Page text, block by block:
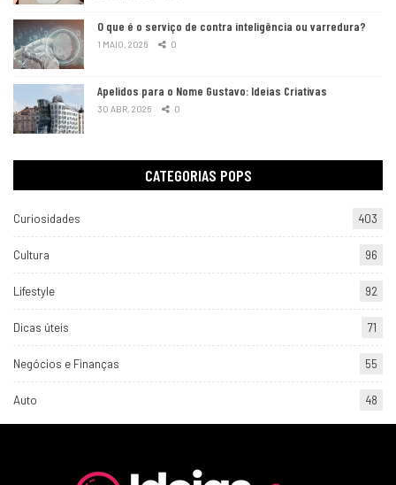
O que é o serviço de contra inteligência ou varredura?
1 MAIO, 2026 0
Apelidos para o Nome Gustavo: Ideias Criativas
30 ABR, 2026 0
CATEGORIAS POPS
Curiosidades 403
Cultura 96
Lifestyle 92
Dicas úteis 71
Negócios e Finanças 55
Auto 48